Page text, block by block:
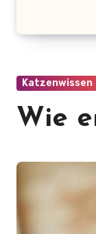
Katzenwissen
Wie